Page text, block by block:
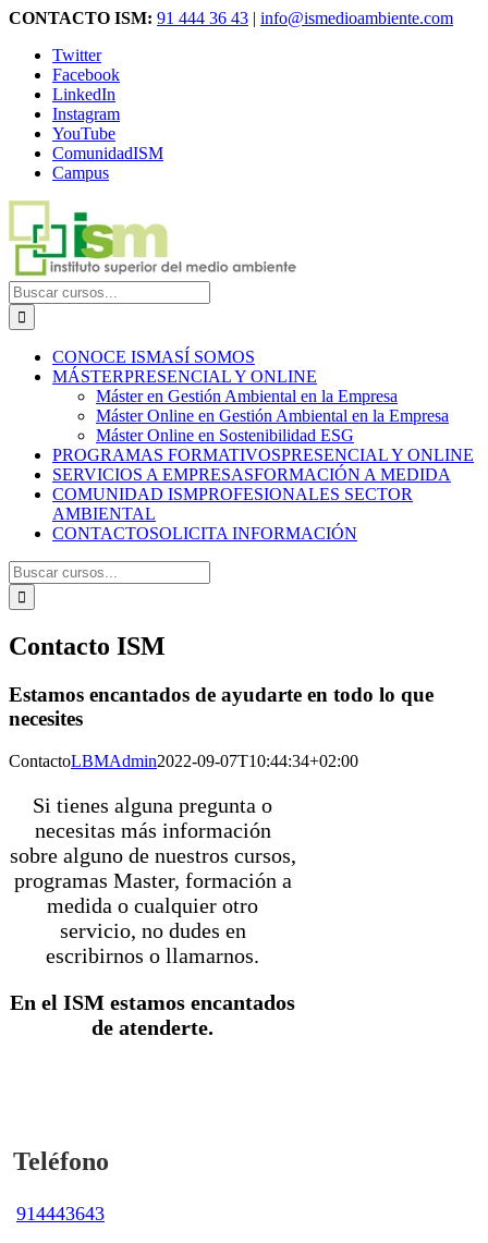
Saltar
contenido
CONTACTO ISM: 91 444 36 43 | info@ismedioambiente.com
Twitter
Facebook
LinkedIn
Instagram
YouTube
ComunidadISM
Campus
Buscar
cursos:
CONOCE ISMASÍ SOMOS
MÁSTERPRESENCIAL Y ONLINE
Máster en Gestión Ambiental en la Empresa
Máster Online en Gestión Ambiental en la Empresa
Máster Online en Sostenibilidad ESG
PROGRAMAS FORMATIVOSPRESENCIAL Y ONLINE
SERVICIOS A EMPRESASFORMACIÓN A MEDIDA
COMUNIDAD ISMPROFESIONALES SECTOR
AMBIENTAL
CONTACTOSOLICITA INFORMACIÓN
Buscar
cursos:
Contacto ISM
Estamos encantados de ayudarte en todo lo que
necesites
ContactoLBMAdmin2022-09-07T10:44:34+02:00
Si tienes alguna pregunta o
necesitas más información
sobre alguno de nuestros cursos,
programas Master, formación a
medida o cualquier otro
servicio, no dudes en
escribirnos o llamarnos.
En el ISM estamos encantados
de atenderte.
Teléfono
914443643